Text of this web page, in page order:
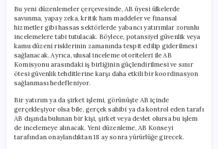
Bu yeni düzenlemeler çerçevesinde, AB üyesi ülkelerde
savunma, yapay zeka, kritik ham maddeler ve finansal
hizmetler gibi hassas sektörlerde yabancı yatırımlar zorunlu
incelemelere tabi tutulacak. Böylece, potansiyel güvenlik veya
kamu düzeni risklerinin zamanında tespit edilip giderilmesi
sağlanacak. Ayrıca, ulusal inceleme otoriteleri ile AB
Komisyonu arasındaki iş birliğinin güçlendirilmesi ve sınır
ötesi güvenlik tehditlerine karşı daha etkili bir koordinasyon
sağlanması hedefleniyor.
Bir yatırım ya da şirket işlemi, görünüşte AB içinde
gerçekleşiyor olsa bile, gerçek sahibi ya da kontrol eden tarafı
AB dışında bulunan bir kişi, şirket veya devlet olursa bu işlem
de incelemeye alınacak. Yeni düzenleme, AB Konseyi
tarafından onaylandıktan 18 ay sonra yürürlüğe girecek.